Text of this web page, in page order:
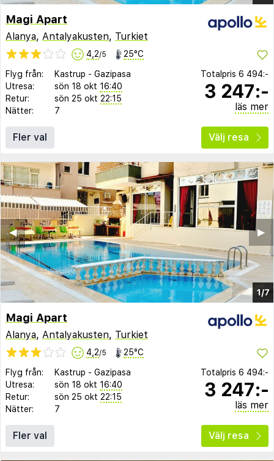
Magi Apart
Alanya, Antalyakusten, Turkiet
4,2/5 25°C
Flyg från: Kastrup - Gazipasa
Utresa:
sön 18 okt 16:40
Retur:
sön 25 okt 22:15
Nätter:
7
Totalpris 6 494:-
3 247:-
läs mer
Fler val Välj resa
1/7
▶︎
◀︎
Magi Apart
Alanya, Antalyakusten, Turkiet
4,2/5 25°C
Flyg från: Kastrup - Gazipasa
Utresa:
sön 18 okt 16:40
Retur:
sön 25 okt 22:15
Nätter:
7
Totalpris 6 494:-
3 247:-
läs mer
Fler val Välj resa